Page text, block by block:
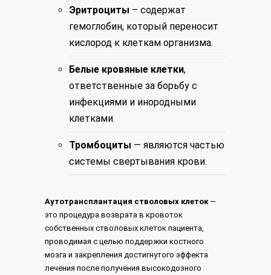
Эритроциты – содержат
гемоглобин, который переносит
кислород к клеткам организма.
Белые кровяные клетки,
ответственные за борьбу с
инфекциями и инородными
клетками.
Тромбоциты — являются частью
системы свертывания крови.
Аутотрансплантация стволовых клеток—
это процедура возврата в кровоток
собственных стволовых клеток пациента,
проводимая с целью поддержки костного
мозга и закрепления достигнутого эффекта
лечения после получения высокодозного